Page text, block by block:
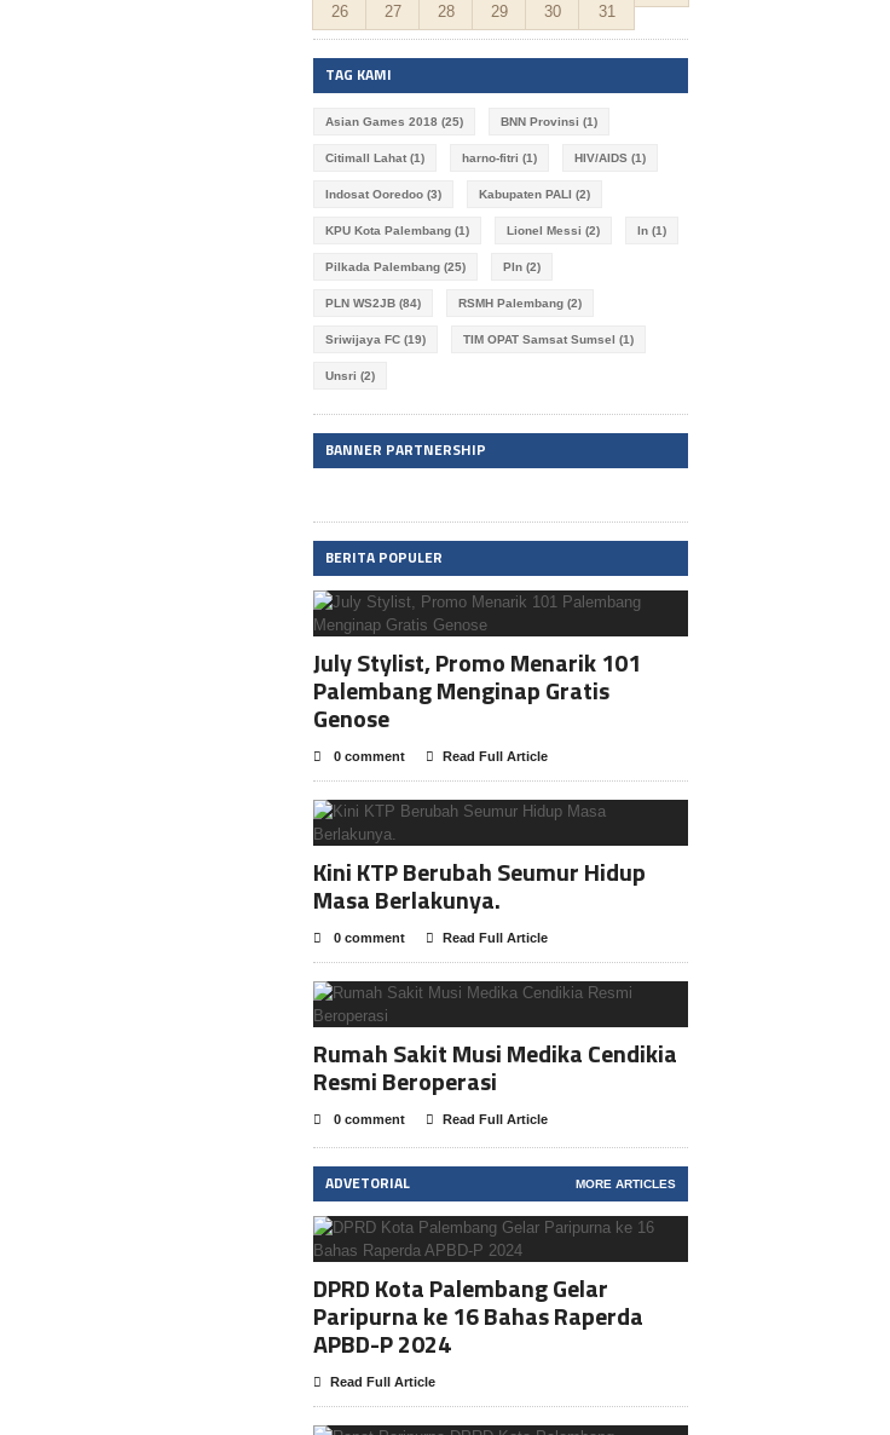
26
27 28 29 30 31
TAG KAMI
Asian Games 2018 (25) BNN Provinsi (1)
Citimall Lahat (1) harno-fitri (1) HIV/AIDS (1)
Indosat Ooredoo (3) Kabupaten PALI (2)
KPU Kota Palembang (1) Lionel Messi (2) ln (1)
Pilkada Palembang (25) Pln (2)
PLN WS2JB (84) RSMH Palembang (2)
Sriwijaya FC (19) TIM OPAT Samsat Sumsel (1)
Unsri (2)
BANNER PARTNERSHIP
BERITA POPULER
July Stylist, Promo Menarik 101
Palembang Menginap Gratis
Genose
0 comment Read Full Article
Kini KTP Berubah Seumur Hidup
Masa Berlakunya.
0 comment Read Full Article
Rumah Sakit Musi Medika Cendikia
Resmi Beroperasi
0 comment Read Full Article
ADVETORIAL MORE ARTICLES
DPRD Kota Palembang Gelar
Paripurna ke 16 Bahas Raperda
APBD-P 2024
Read Full Article